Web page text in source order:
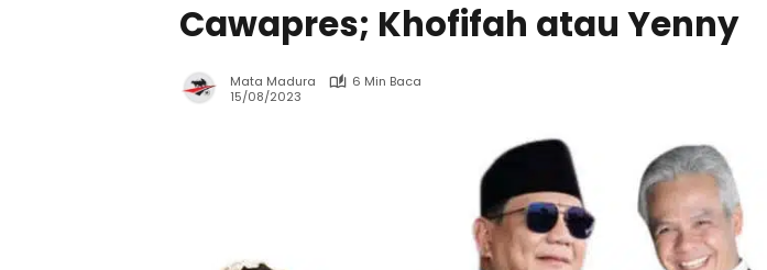
Cawapres; Khofifah atau Yenny
Mata Madura
6 Min Baca
15/08/2023